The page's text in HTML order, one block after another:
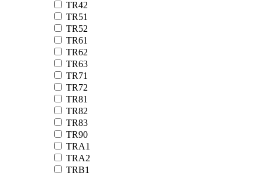
TR42
TR51
TR52
TR61
TR62
TR63
TR71
TR72
TR81
TR82
TR83
TR90
TRA1
TRA2
TRB1